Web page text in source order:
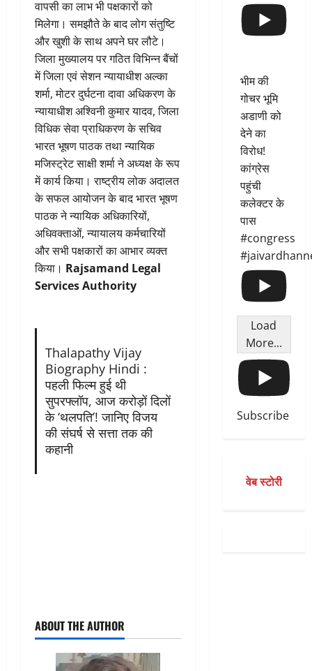
वापसी का लाभ भी पक्षकारों को
मिलेगा। समझौते के बाद लोग संतुष्टि
और खुशी के साथ अपने घर लौटे।
जिला मुख्यालय पर गठित विभिन्न बैंचों
में जिला एवं सेशन न्यायाधीश अल्का
शर्मा, मोटर दुर्घटना दावा अधिकरण के
न्यायाधीश अश्विनी कुमार यादव, जिला
विधिक सेवा प्राधिकरण के सचिव
भारत भूषण पाठक तथा न्यायिक
मजिस्ट्रेट साक्षी शर्मा ने अध्यक्ष के रूप
में कार्य किया। राष्ट्रीय लोक अदालत
के सफल आयोजन के बाद भारत भूषण
पाठक ने न्यायिक अधिकारियों,
अधिवक्ताओं, न्यायालय कर्मचारियों
और सभी पक्षकारों का आभार व्यक्त
किया। Rajsamand Legal
Services Authority
Thalapathy Vijay
Biography Hindi :
पहली फिल्म हुई थी
सुपरफ्लॉप, आज करोड़ों दिलों
के ‘थलपति’! जानिए विजय
की संघर्ष से सत्ता तक की
कहानी
ABOUT THE AUTHOR
भीम की
गोचर भूमि
अडाणी को
देने का
विरोध!
कांग्रेस
पहुंची
कलेक्टर के
पास
#congress
Load
More...
Subscribe
वेब स्टोरी